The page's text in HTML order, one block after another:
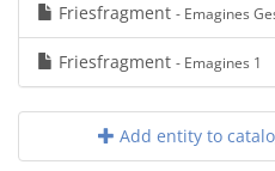
Friesfragment - Emagines
Friesfragment - Emagines 1
Add entity to